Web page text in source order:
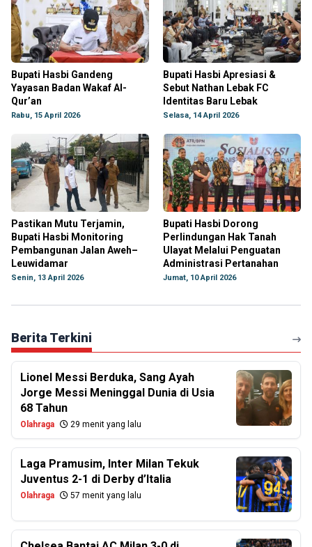
Bupati Hasbi Gandeng
Yayasan Badan Wakaf Al-
Qur’an
Rabu, 15 April 2026
Bupati Hasbi Apresiasi &
Sebut Nathan Lebak FC
Identitas Baru Lebak
Selasa, 14 April 2026
Pastikan Mutu Terjamin,
Bupati Hasbi Monitoring
Pembangunan Jalan Aweh–
Leuwidamar
Senin, 13 April 2026
Bupati Hasbi Dorong
Perlindungan Hak Tanah
Ulayat Melalui Penguatan
Administrasi Pertanahan
Jumat, 10 April 2026
Berita Terkini
Lionel Messi Berduka, Sang Ayah
Jorge Messi Meninggal Dunia di Usia
68 Tahun
Olahraga 29 menit yang lalu
Laga Pramusim, Inter Milan Tekuk
Juventus 2-1 di Derby d’Italia
Olahraga 57 menit yang lalu